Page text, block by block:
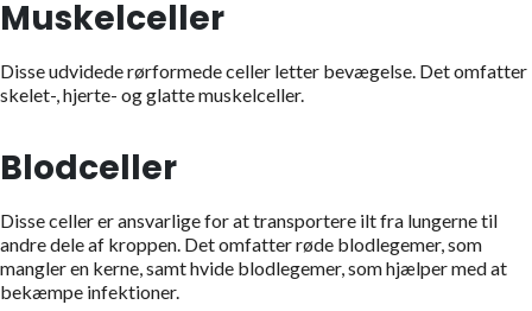
Muskelceller
Disse udvidede rørformede celler letter bevægelse. Det omfatter
skelet-, hjerte- og glatte muskelceller.
Blodceller
Disse celler er ansvarlige for at transportere ilt fra lungerne til
andre dele af kroppen. Det omfatter røde blodlegemer, som
mangler en kerne, samt hvide blodlegemer, som hjælper med at
bekæmpe infektioner.